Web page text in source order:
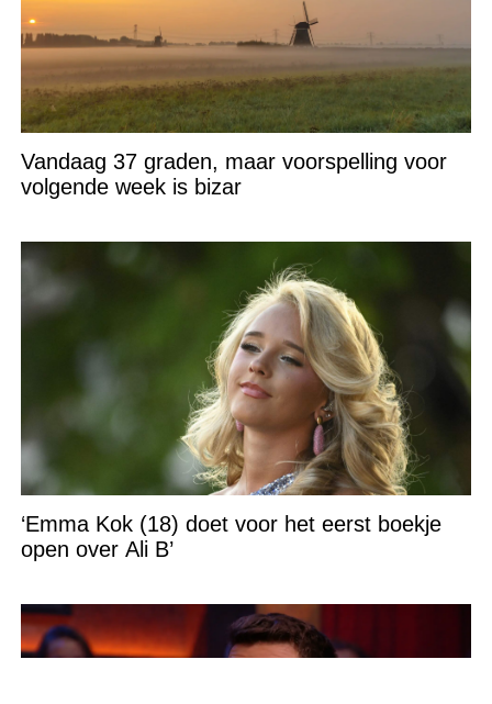
Vandaag 37 graden, maar voorspelling voor
volgende week is bizar
‘Emma Kok (18) doet voor het eerst boekje
open over Ali B’